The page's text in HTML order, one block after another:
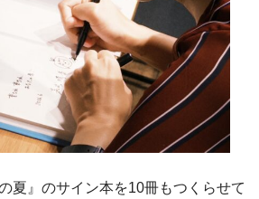
夏』のサイン本を10冊もつくらせて